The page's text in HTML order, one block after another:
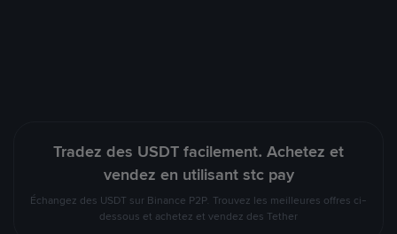
Tradez des USDT facilement. Achetez et
vendez en utilisant stc pay
Échangez des USDT sur Binance P2P. Trouvez les meilleures offres ci-
dessous et achetez et vendez des Tether